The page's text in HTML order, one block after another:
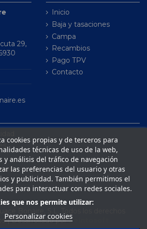
29,
Inicio
Baja y tasaciones
Campa
Recambios
Pago TPV
Contacto
cookies propias y de terceros para
técnicas de uso de la web,
y análisis del tráfico de navegación
las preferencias del usuario y otras
y publicidad. También permitimos el
para interactuar con redes sociales.
que nos permite utilizar:
Personalizar cookies
| Desarrollado porSeintosoft